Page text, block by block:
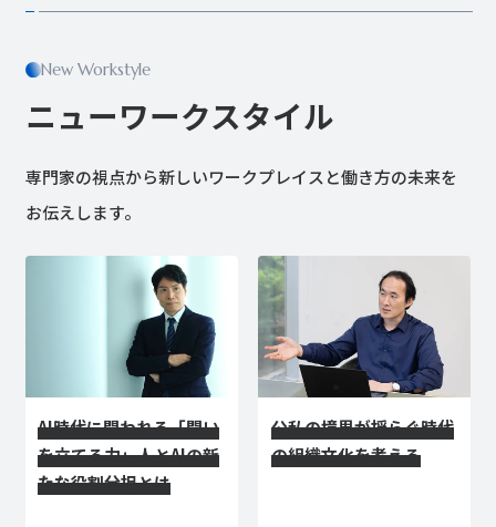
New Workstyle
ニューワークスタイル
専門家の視点から新しいワークプレイスと働き方の未来を
お伝えします。
AI時代に問われる「問い
を立てる力」――人とAIの新
たな役割分担とは
公私の境界が揺らぐ時代
の組織文化を考える